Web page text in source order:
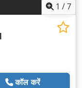
1 /7
कॉल करें